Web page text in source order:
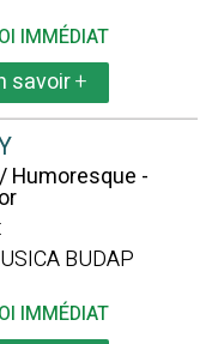
IMMÉDIAT
savoir+
Humoresque -
BUDAP
IMMÉDIAT